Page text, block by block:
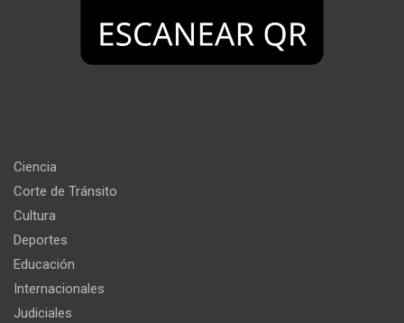
Ciencia
Corte de Tránsito
Cultura
Deportes
Educación
Internacionales
Judiciales